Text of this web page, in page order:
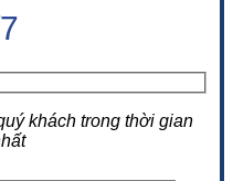
khách trong thời gian